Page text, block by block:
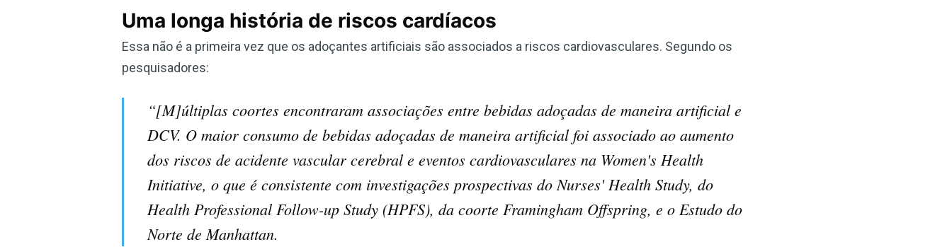
Uma longa história de riscos cardíacos
Essa não é a primeira vez que os adoçantes artificiais são associados a riscos cardiovasculares. Segundo os
pesquisadores:
“[M]últiplas coortes encontraram associações entre bebidas adoçadas de maneira artificial e
DCV. O maior consumo de bebidas adoçadas de maneira artificial foi associado ao aumento
dos riscos de acidente vascular cerebral e eventos cardiovasculares na Women's Health
Initiative, o que é consistente com investigações prospectivas do Nurses' Health Study, do
Health Professional Follow-up Study (HPFS), da coorte Framingham Offspring, e o Estudo do
Norte de Manhattan.